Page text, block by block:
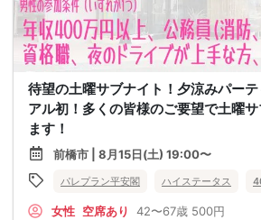
待望の土曜サブナイト！夕涼みパー
アル初！多くの皆様のご要望で土曜
ます！
前橋市 | 8月15日(土) 19:00〜
パレプラン平安閣 ハイステータス
女性 空席あり 42〜67歳 500円